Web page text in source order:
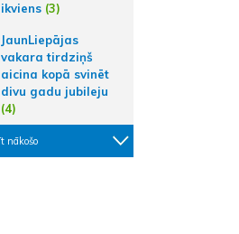
ikviens (3)
JaunLiepājas
vakara tirdziņš
aicina kopā svinēt
divu gadu jubileju
(4)
nākošo